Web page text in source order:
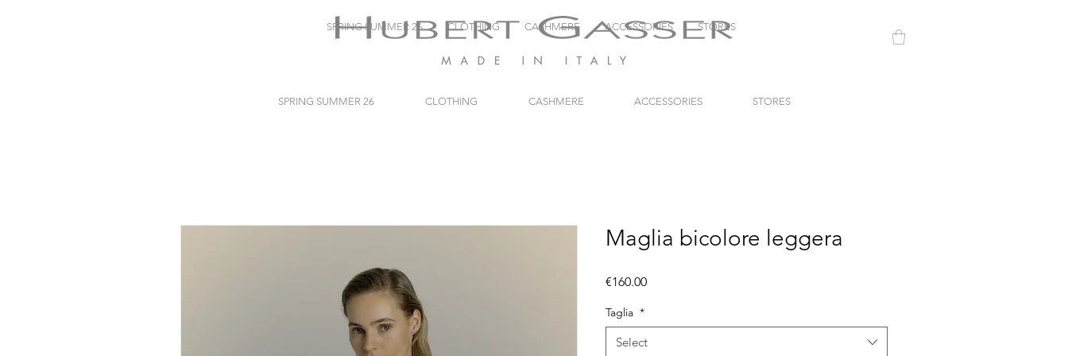
SPRING SUMMER 26 CLOTHING CASHMERE ACCESSORIES STORES
SPRING SUMMER 26 CLOTHING CASHMERE ACCESSORIES STORES
Maglia bicolore leggera
€160.00Price
Taglia *
Select